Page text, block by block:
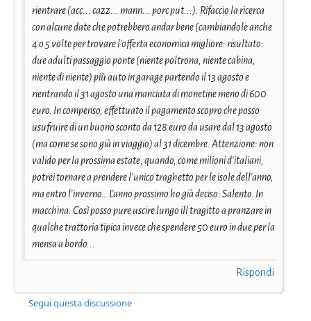
rientrare (acc... cazz... mann... porc put...). Rifaccio la ricerca
con alcune date che potrebbero andar bene (cambiandole anche
4 o 5 volte per trovare l'offerta economica migliore: risultato:
due adulti passaggio ponte (niente poltrona, niente cabina,
niente di niente) più auto in garage partendo il 13 agosto e
rientrando il 31 agosto una manciata di monetine meno di 600
euro. In compenso, effettuato il pagamento scopro che posso
usufruire di un buono sconto da 128 euro da usare dal 13 agosto
(ma come se sono già in viaggio) al 31 dicembre. Attenzione: non
valido per la prossima estate, quando, come milioni d'italiani,
potrei tornare a prendere l'unico traghetto per le isole dell'anno,
ma entro l'inverno… L'anno prossimo ho già deciso: Salento. In
macchina. Così posso pure uscire lungo ill tragitto a pranzare in
qualche trattoria tipica invece che spendere 50 euro in due per la
mensa a bordo...
Rispondi
Segui questa discussione